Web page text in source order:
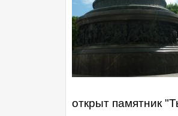
открыт памятник